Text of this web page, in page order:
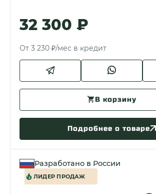
32 300 ₽
От 3 230 ₽/мес в кредит
В корзину
Подробнее о товаре
Разработано в России
ЛИДЕР ПРОДАЖ